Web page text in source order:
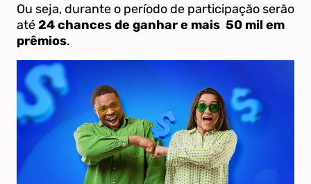
Ou seja, durante o período de participação serão
até24 chances de ganhar e mais 50 mil em
prêmios.